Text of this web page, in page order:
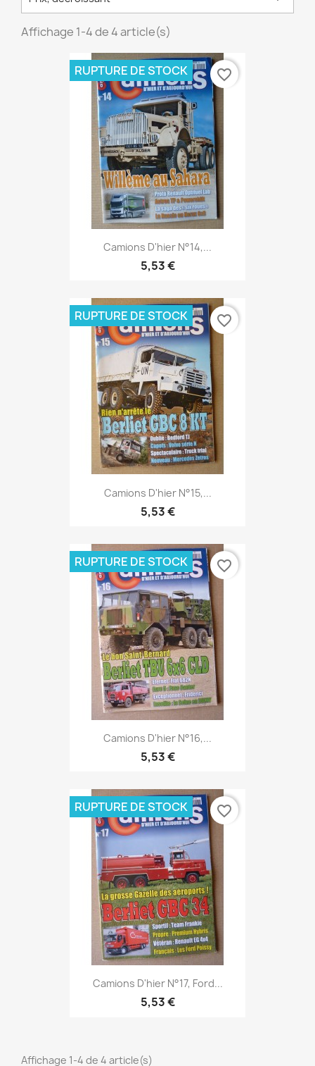
Affichage 1-4 de 4 article(s)
Camions D'hier N°14,...
5,53 €
RUPTURE DE STOCK favorite_border
Camions D'hier N°15,...
5,53 €
RUPTURE DE STOCK favorite_border
Camions D'hier N°16,...
5,53 €
RUPTURE DE STOCK favorite_border
Camions D'hier N°17, Ford...
5,53 €
RUPTURE DE STOCK favorite_border
Affichage 1-4 de 4 article(s)